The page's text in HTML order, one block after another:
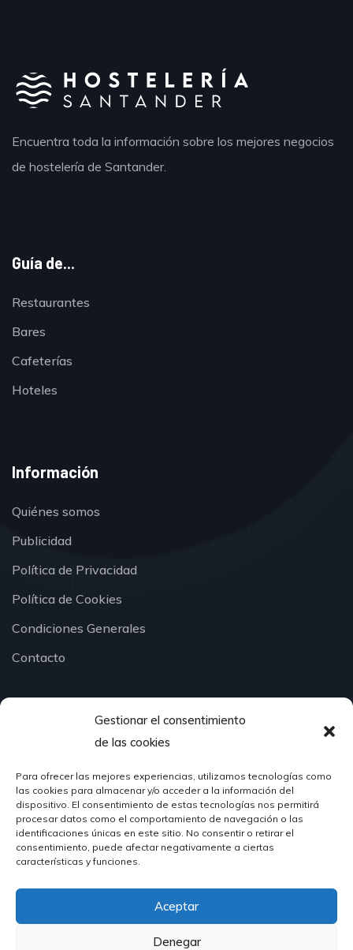
Gestionar el consentimiento
de las cookies
Para ofrecer las mejores experiencias, utilizamos tecnologías como
las cookies para almacenar y/o acceder a la información del
dispositivo. El consentimiento de estas tecnologías nos permitirá
procesar datos como el comportamiento de navegación o las
identificaciones únicas en este sitio. No consentir o retirar el
consentimiento, puede afectar negativamente a ciertas
características y funciones.
Aceptar
Denegar
Encuentra toda la información sobre los mejores negocios
de hostelería de Santander.
Guía de...
Restaurantes
Bares
Cafeterías
Hoteles
Información
Quiénes somos
Publicidad
Política de Privacidad
Política de Cookies
Condiciones Generales
Contacto
¿Hablamos?
624 51 12 10
info@hosteleriasantander.com
© 2026 Hostelería Santander | Powered byDIGIDISA